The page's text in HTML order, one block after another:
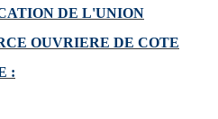
DE L'UNION
OUVRIERE DE COTE
: